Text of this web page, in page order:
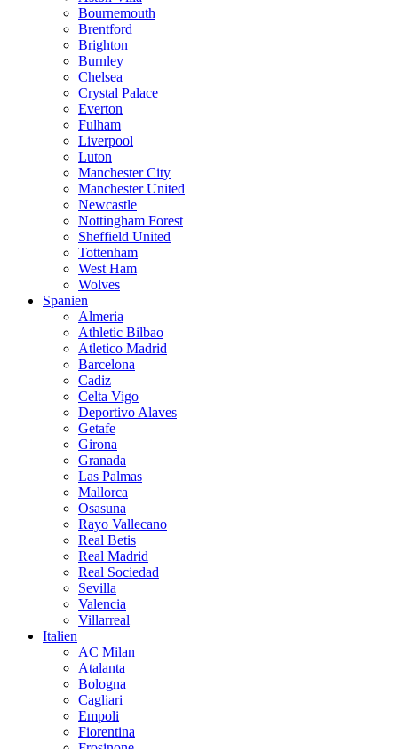
Bournemouth
Brentford
Brighton
Burnley
Chelsea
Crystal Palace
Everton
Fulham
Liverpool
Luton
Manchester City
Manchester United
Newcastle
Nottingham Forest
Sheffield United
Tottenham
West Ham
Wolves
Spanien
Almeria
Athletic Bilbao
Atletico Madrid
Barcelona
Cadiz
Celta Vigo
Deportivo Alaves
Getafe
Girona
Granada
Las Palmas
Mallorca
Osasuna
Rayo Vallecano
Real Betis
Real Madrid
Real Sociedad
Sevilla
Valencia
Villarreal
Italien
AC Milan
Atalanta
Bologna
Cagliari
Empoli
Fiorentina